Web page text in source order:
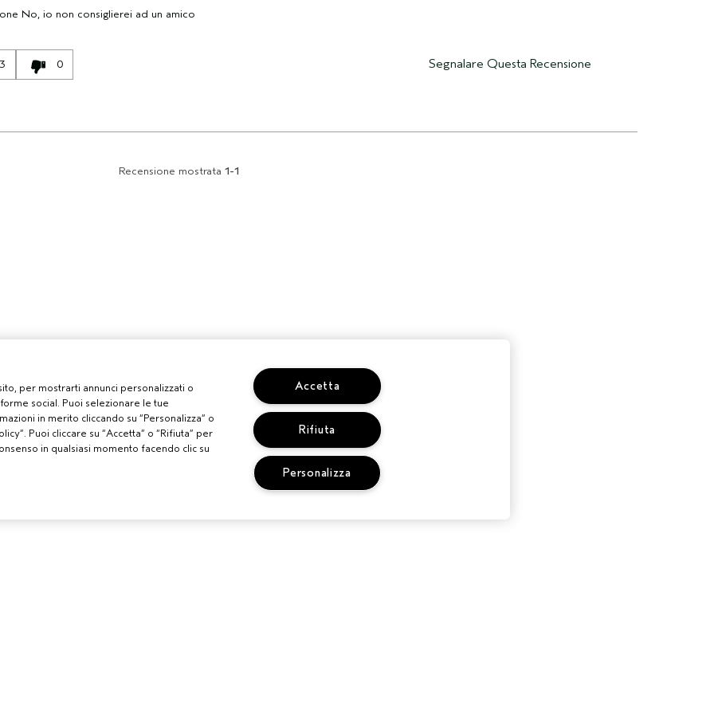
No, io non consiglierei ad un amico
3 0 Segnalare Questa Recensione
Recensione mostrata 1-1
per mostrarti annunci personalizzati o
social. Puoi selezionare le tue
in merito cliccando su “Personalizza” o
Puoi cliccare su “Accetta” o “Rifiuta” per
in qualsiasi momento facendo clic su
Accetta
Rifiuta
Personalizza